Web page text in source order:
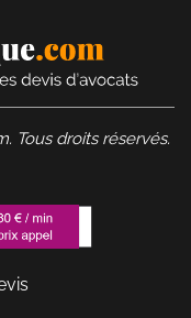
Tous droits réservés.